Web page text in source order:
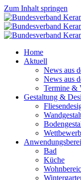
Zum Inhalt springen
Home
Aktuell
News aus
News aus
Termine &
Gestaltung &
Bad
Küche